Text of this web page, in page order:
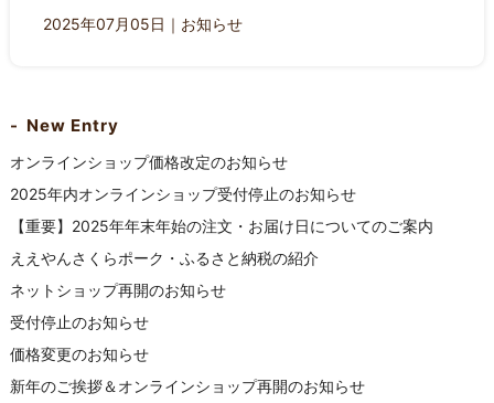
2025年07月05日｜ お知らせ
New Entry
オンラインショップ価格改定のお知らせ
2025年内オンラインショップ受付停止のお知らせ
【重要】2025年年末年始の注文・お届け日についてのご案内
ええやんさくらポーク・ふるさと納税の紹介
ネットショップ再開のお知らせ
受付停止のお知らせ
価格変更のお知らせ
新年のご挨拶＆オンラインショップ再開のお知らせ